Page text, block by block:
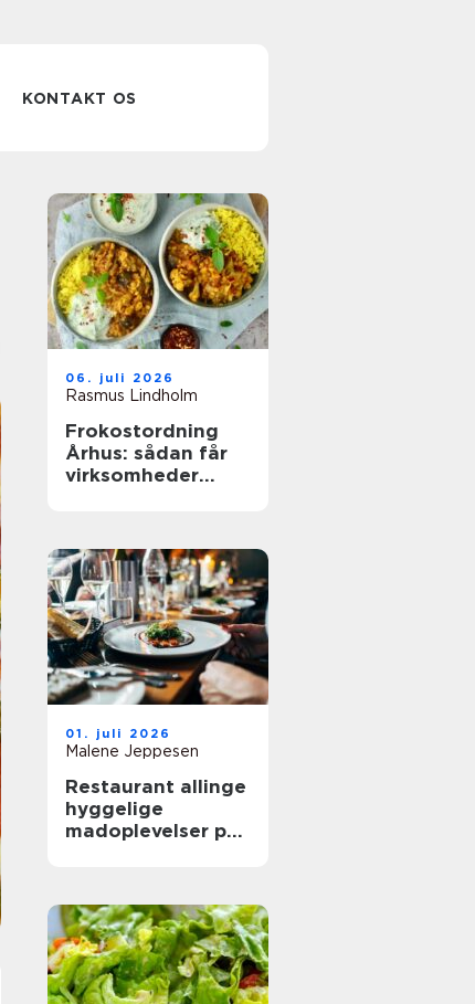
KONTAKT OS
06. juli 2026
Rasmus Lindholm
Frokostordning
Århus: sådan får
virksomheder
01. juli 2026
Malene Jeppesen
Restaurant allinge
hyggelige
madoplevelser på